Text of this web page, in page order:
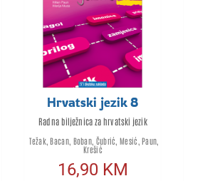
Hrvatski jezik 8
Radna bilježnica za hrvatski jezik
Težak, Bacan, Boban, Čubrić, Mesić, Paun,
Krešić
16,90 KM